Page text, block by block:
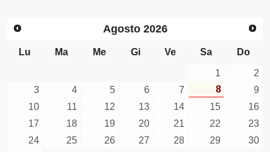
Agosto 2026
Lu Ma Me Gi Ve Sa Do
1
2
3
4 5 6 7 8
9
10
11 12 13 14 15
16
17
18 19 20 21 22
23
24
25 26 27 28 29
30